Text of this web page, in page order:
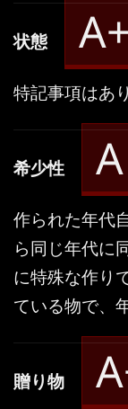
状態 A+
特記事項はあ
希少性 A
作られた年代
ら同じ年代に
に特殊な作り
ている物で、
贈り物